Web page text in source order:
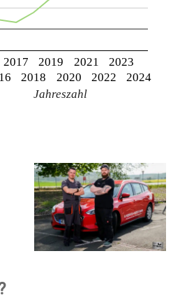
2017
2018
2019
2020
2021
2022
2023
2024
Jahreszahl